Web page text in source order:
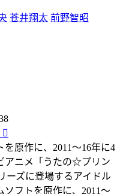
苍井翔太 前野智昭

を原作に、2011〜16年に4
アニメ「うたの☆プリン
ズに登場するアイドル
ソフトを原作に、2011〜